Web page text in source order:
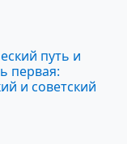
путь и
первая:
и советский